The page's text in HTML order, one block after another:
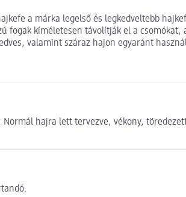
a márka legelső és legkedveltebb
fogak kíméletesen távolítják el a
valamint száraz hajon egyaránt
hajra lett tervezve, vékony,